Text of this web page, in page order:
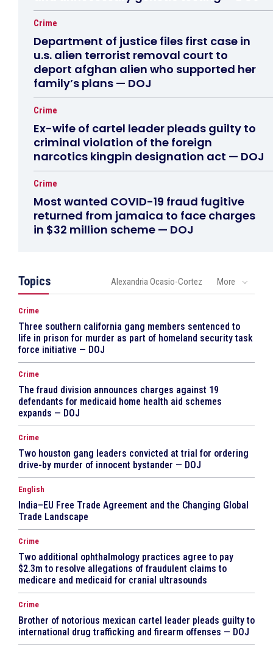
Crime
Department of justice files first case in
u.s. alien terrorist removal court to
deport afghan alien who supported her
family’s plans — DOJ
Crime
Ex-wife of cartel leader pleads guilty to
criminal violation of the foreign
narcotics kingpin designation act — DOJ
Crime
Most wanted COVID-19 fraud fugitive
returned from jamaica to face charges
in $32 million scheme — DOJ
Topics Alexandria Ocasio-Cortez More
Crime
Three southern california gang members sentenced to
life in prison for murder as part of homeland security task
force initiative — DOJ
Crime
The fraud division announces charges against 19
defendants for medicaid home health aid schemes
expands — DOJ
Crime
Two houston gang leaders convicted at trial for ordering
drive-by murder of innocent bystander — DOJ
English
India–EU Free Trade Agreement and the Changing Global
Trade Landscape
Crime
Two additional ophthalmology practices agree to pay
$2.3m to resolve allegations of fraudulent claims to
medicare and medicaid for cranial ultrasounds
Crime
Brother of notorious mexican cartel leader pleads guilty to
international drug trafficking and firearm offenses — DOJ